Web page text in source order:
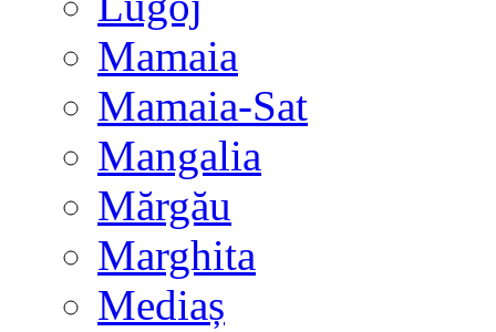
Mamaia
Mamaia-Sat
Mangalia
Mărgău
Marghita
Mediaș